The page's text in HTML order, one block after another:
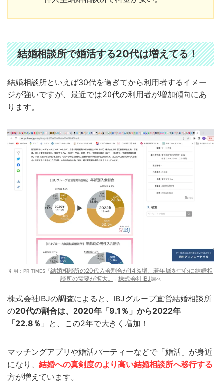
結婚相談所で婚活する20代は増えてる！
結婚相談所といえば30代を過ぎてから利用者するイメー
ジが強いですが、最近では20代の利用者が増加傾向にあ
ります。
引用：PR TIMES「結婚相談所の20代入会割合が14％増。若年層を中心に結婚相
談所の需要が拡大。
」 株式会社IBJ調べ
株式会社IBJの調査によると、IBJグループ直営結婚相談所
の20代の割合は、2020年「9.1％」から2022年
「22.8％ 」と、この2年で大きく増加！
マッチングアプリや婚活パーティーなどで「婚活」が身近
になり、 結婚への真剣度のより高い結婚相談所へ移行する
方が増えています。